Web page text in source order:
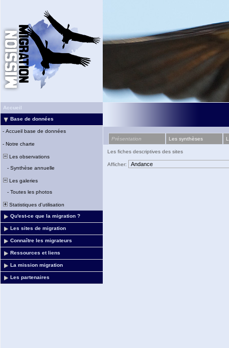
Accueil
Base de données
- Accueil base de données
- Notre charte
Les observations
- Synthèse annuelle
Les galeries
- Toutes les photos
Statistiques d'utilisation
Qu'est-ce que la migration ?
Les sites de migration
Connaître les migrateurs
Ressources et liens
La mission migration
Les partenaires
Présentation Les synthèses
Les fiches descriptives des sites
Afficher: